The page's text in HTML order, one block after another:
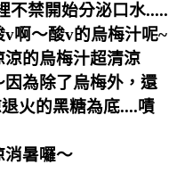
不禁開始分泌口水.....
啊～酸v的烏梅汁呢~
的烏梅汁超清涼
為除了烏梅外，還
火的黑糖為底....嘖
消暑囉～